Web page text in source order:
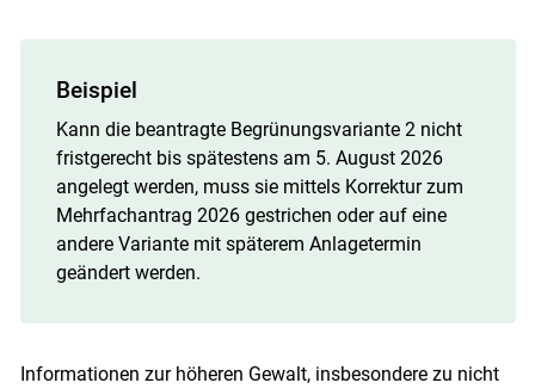
Beispiel
Kann die beantragte Begrünungsvariante 2 nicht
fristgerecht bis spätestens am 5. August 2026
angelegt werden, muss sie mittels Korrektur zum
Mehrfachantrag 2026 gestrichen oder auf eine
andere Variante mit späterem Anlagetermin
geändert werden.
Informationen zur höheren Gewalt, insbesondere zu nicht